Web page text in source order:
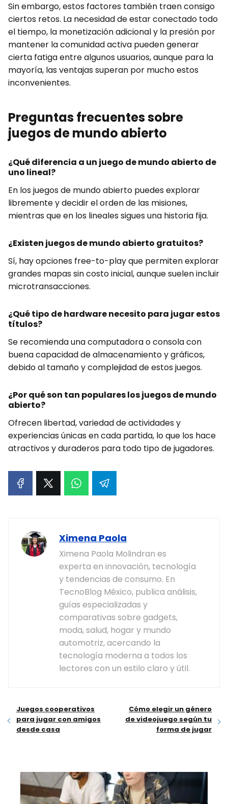
Sin embargo, estos factores también traen consigo
ciertos retos. La necesidad de estar conectado todo
el tiempo, la monetización adicional y la presión por
mantener la comunidad activa pueden generar
cierta fatiga entre algunos usuarios, aunque para la
mayoría, las ventajas superan por mucho estos
inconvenientes.
Preguntas frecuentes sobre
juegos de mundo abierto
¿Qué diferencia a un juego de mundo abierto de
uno lineal?
En los juegos de mundo abierto puedes explorar
libremente y decidir el orden de las misiones,
mientras que en los lineales sigues una historia fija.
¿Existen juegos de mundo abierto gratuitos?
Sí, hay opciones free-to-play que permiten explorar
grandes mapas sin costo inicial, aunque suelen incluir
microtransacciones.
¿Qué tipo de hardware necesito para jugar estos
títulos?
Se recomienda una computadora o consola con
buena capacidad de almacenamiento y gráficos,
debido al tamaño y complejidad de estos juegos.
¿Por qué son tan populares los juegos de mundo
abierto?
Ofrecen libertad, variedad de actividades y
experiencias únicas en cada partida, lo que los hace
atractivos y duraderos para todo tipo de jugadores.
Ximena Paola
Ximena Paola Molindran es
experta en innovación, tecnología
y tendencias de consumo. En
TecnoBlog México, publica análisis,
guías especializadas y
comparativas sobre gadgets,
moda, salud, hogar y mundo
automotriz, acercando la
tecnología moderna a todos los
lectores con un estilo claro y útil.
Juegos cooperativos
para jugar con amigos
desde casa
Cómo elegir un género
de videojuego según tu
forma de jugar